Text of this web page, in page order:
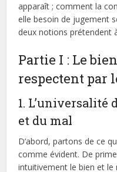
apparaît ; comment la
elle besoin de jugement
deux notions prétendent
Partie I : Le
respectent par
1. L’universalité
et du mal
D’abord, partons de ce
comme évident. De
intuitivement le bien et